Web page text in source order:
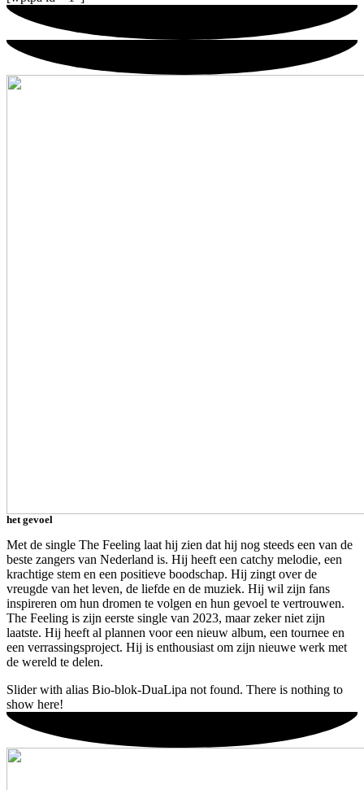
het gevoel
Met de single The Feeling laat hij zien dat hij nog steeds een van de
beste zangers van Nederland is. Hij heeft een catchy melodie, een
krachtige stem en een positieve boodschap. Hij zingt over de
vreugde van het leven, de liefde en de muziek. Hij wil zijn fans
inspireren om hun dromen te volgen en hun gevoel te vertrouwen.
The Feeling is zijn eerste single van 2023, maar zeker niet zijn
laatste. Hij heeft al plannen voor een nieuw album, een tournee en
een verrassingsproject. Hij is enthousiast om zijn nieuwe werk met
de wereld te delen.
Slider with alias Bio-blok-DuaLipa not found. There is nothing to
show here!